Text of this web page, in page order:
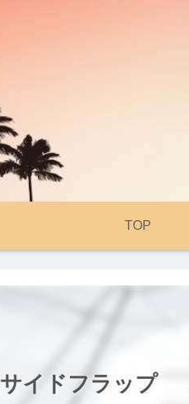
TOP
サイドフラップ